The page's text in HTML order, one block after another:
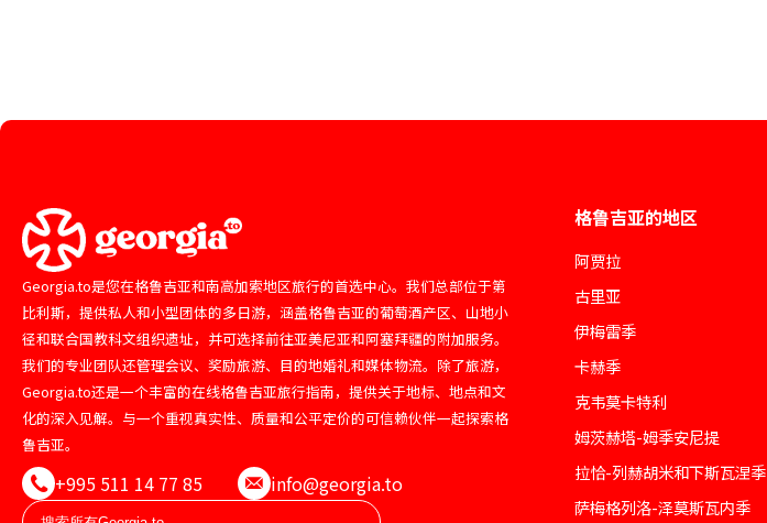
Georgia.to是您在格鲁吉亚和南高加索地区旅行的首选中心。我们总部位于第
比利斯，提供私人和小型团体的多日游，涵盖格鲁吉亚的葡萄酒产区、山地小
径和联合国教科文组织遗址，并可选择前往亚美尼亚和阿塞拜疆的附加服务。
我们的专业团队还管理会议、奖励旅游、目的地婚礼和媒体物流。除了旅游，
Georgia.to还是一个丰富的在线格鲁吉亚旅行指南，提供关于地标、地点和文
化的深入见解。与一个重视真实性、质量和公平定价的可信赖伙伴一起探索格
鲁吉亚。
+995 511 14 77 85 info@georgia.to
格鲁吉亚的地区
阿贾拉
古里亚
伊梅雷季
卡赫季
克韦莫卡特利
姆茨赫塔-姆季安尼提
拉恰-列赫胡米和下斯瓦涅季
萨梅格列洛-泽莫斯瓦内季